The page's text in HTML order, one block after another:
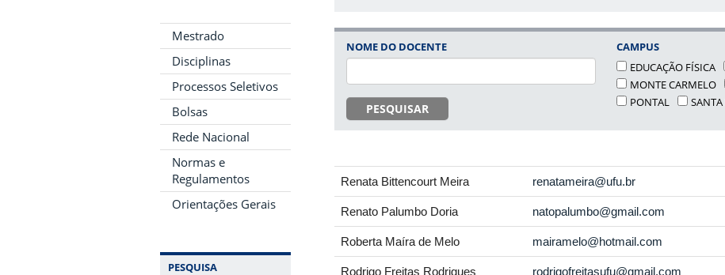
Mestrado
Disciplinas
Processos Seletivos
Bolsas
Rede Nacional
Normas e
Regulamentos
Orientações Gerais
PESQUISA
NOME DO DOCENTE
PESQUISAR
CAMPUS
EDUCAÇÃO FÍSICA
MONTE CARMELO
PONTAL
Renata Bittencourt Meira renatameira@ufu.br
Renato Palumbo Doria natopalumbo@gmail.com
Roberta Maíra de Melo mairamelo@hotmail.com
Rodrigo Freitas Rodrigues rodrigofreitasufu@gmail.com